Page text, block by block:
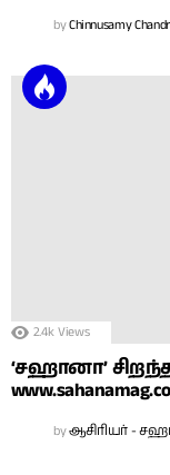
byChinnusamy
2.4k Views
‘சஹானா’
byஆசிரியர் -